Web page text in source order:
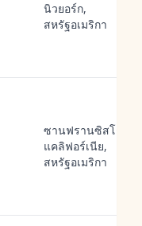
นิวยอร์ก,
สหรัฐอเมริกา
ซานฟรานซิสโก,
แคลิฟอร์เนีย,
สหรัฐอเมริกา